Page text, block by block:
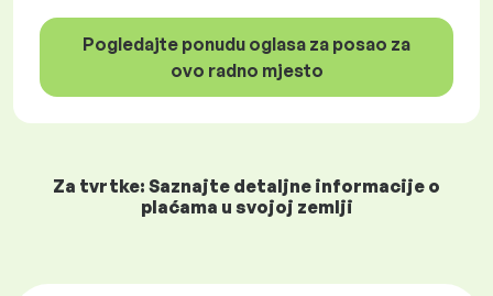
Pogledajte ponudu oglasa za posao za
ovo radno mjesto
Za tvrtke: Saznajte detaljne informacije o
plaćama u svojoj zemlji